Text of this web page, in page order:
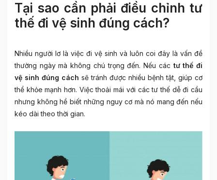
Tại sao cần phải điều chỉnh tư
thế đi vệ sinh đúng cách?
Nhiều người lơ là việc đi vệ sinh và luôn coi đây là vấn đề
thường ngày mà không chú trọng đến. Nếu các tư thế đi
vệ sinh đúng cách sẽ tránh được nhiều bệnh tật, giúp cơ
thể khỏe mạnh hơn. Việc thoải mái với các tư thế dễ đi cầu
nhưng không hề biết những nguy cơ mà nó mang đến nếu
kéo dài theo thời gian.